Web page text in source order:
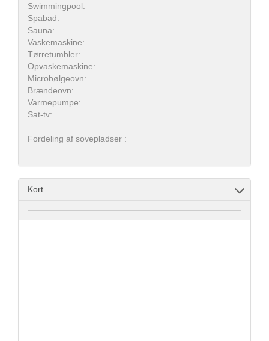
Swimmingpool:
Spabad:
Sauna:
Vaskemaskine:
Tørretumbler:
Opvaskemaskine:
Microbølgeovn:
Brændeovn:
Varmepumpe:
Sat-tv:
Fordeling af sovepladser :
Kort